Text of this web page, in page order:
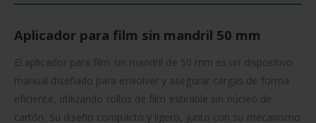
Aplicador para film sin mandril 50 mm
El aplicador para film sin mandril de 50 mm es un dispositivo
manual diseñado para envolver y asegurar cargas de forma
eficiente, utilizando rollos de film estirable sin núcleo de
cartón. Su diseño compacto y ligero, junto con su mecanismo